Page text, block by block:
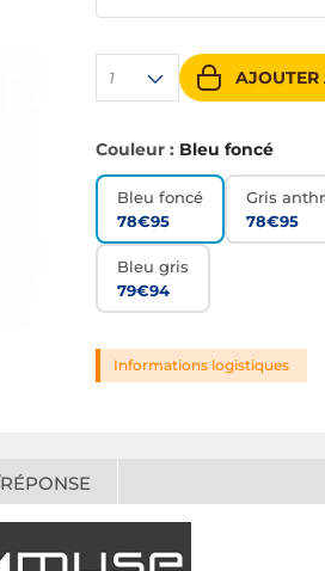
1 AJOUTER
Couleur : Bleu foncé
Bleu foncé
78€95
Gris
78€95
Bleu gris
79€94
Informations logistiques